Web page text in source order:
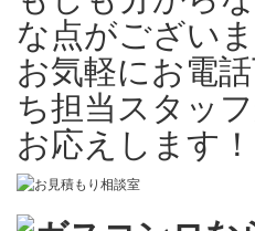
な点がございま
お気軽にお電
ち担当スタッ
お応えします！